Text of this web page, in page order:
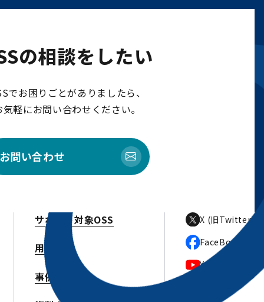
の相談をしたい
でお困りごとがありましたら、
気軽にお問い合わせください。
お問い合わせ
サポート対象OSS
用語集
事例紹介
X (旧Twitter)
FaceBook
Youtube